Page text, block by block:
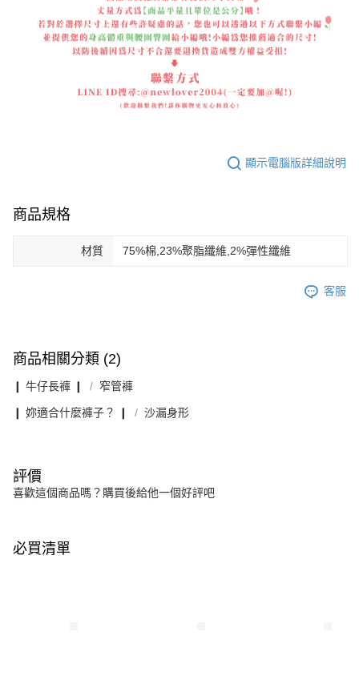
顯示電腦版詳細說明
商品規格
材質 75%棉,23%聚脂纖維,2%彈性纖維
客服
商品相關分類 (2)
❙ 牛仔長褲 ❙ 窄管褲
❙ 妳適合什麼褲子？ ❙ 沙漏身形
評價
喜歡這個商品嗎？購買後給他一個好評吧
必買清單